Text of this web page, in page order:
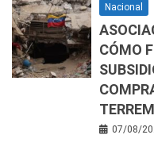
Nacional
CÓMO
07/08/